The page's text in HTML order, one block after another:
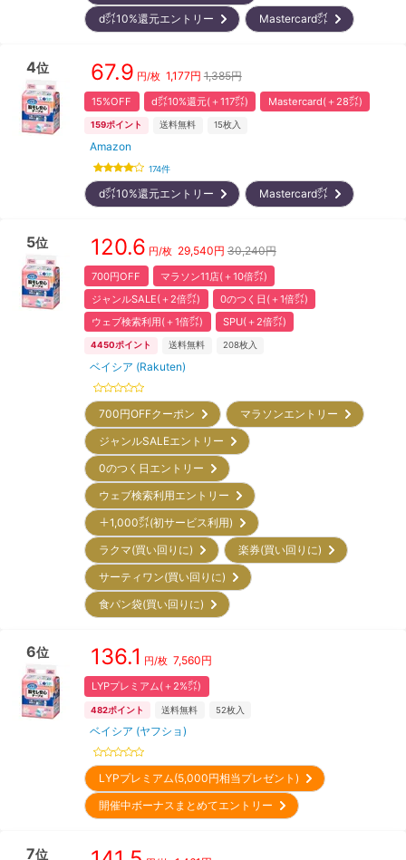
d㌽10%還元エントリー
Mastercard㌽
4位 67.9 円/枚 1,177円 1,385円
15%OFF d㌽10%還元(＋117㌽) Mastercard(＋28㌽)
159ポイント 送料無料 15枚入
Amazon
174件
d㌽10%還元エントリー Mastercard㌽
5位 120.6 円/枚 29,540円 30,240円
700円OFF
マラソン11店(＋10倍㌽)
ジャンルSALE(＋2倍㌽)
0のつく日(＋1倍㌽)
ウェブ検索利用(＋1倍㌽)
SPU(＋2倍㌽)
4450ポイント 送料無料 208枚入
ベイシア (Rakuten)
700円OFFクーポン
マラソンエントリー
ジャンルSALEエントリー
0のつく日エントリー
ウェブ検索利用エントリー
＋1,000㌽(初サービス利用)
ラクマ(買い回りに)
楽券(買い回りに)
サーティワン(買い回りに)
食パン袋(買い回りに)
6位 136.1 円/枚 7,560円
LYPプレミアム(＋2%㌽)
482ポイント 送料無料 52枚入
ベイシア (ヤフショ)
LYPプレミアム(5,000円相当プレゼント)
開催中ボーナスまとめてエントリー
7位